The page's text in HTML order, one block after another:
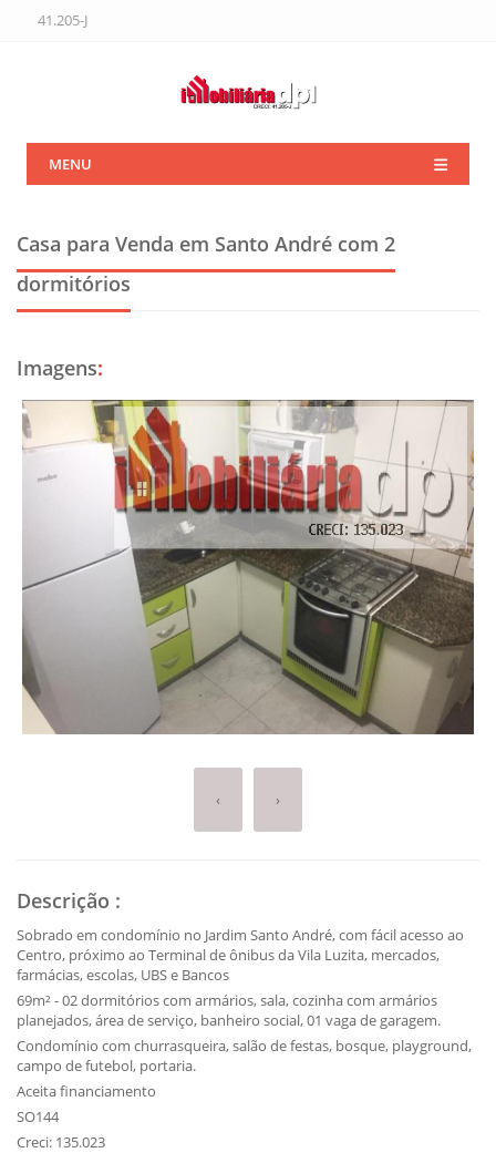
41.205-J
MENU
Casa para Venda em Santo André com 2
dormitórios
Imagens:
‹ ›
Descrição :
Sobrado em condomínio no Jardim Santo André, com fácil acesso ao
Centro, próximo ao Terminal de ônibus da Vila Luzita, mercados,
farmácias, escolas, UBS e Bancos
69m² - 02 dormitórios com armários, sala, cozinha com armários
planejados, área de serviço, banheiro social, 01 vaga de garagem.
Condomínio com churrasqueira, salão de festas, bosque, playground,
campo de futebol, portaria.
Aceita financiamento
SO144
Creci: 135.023